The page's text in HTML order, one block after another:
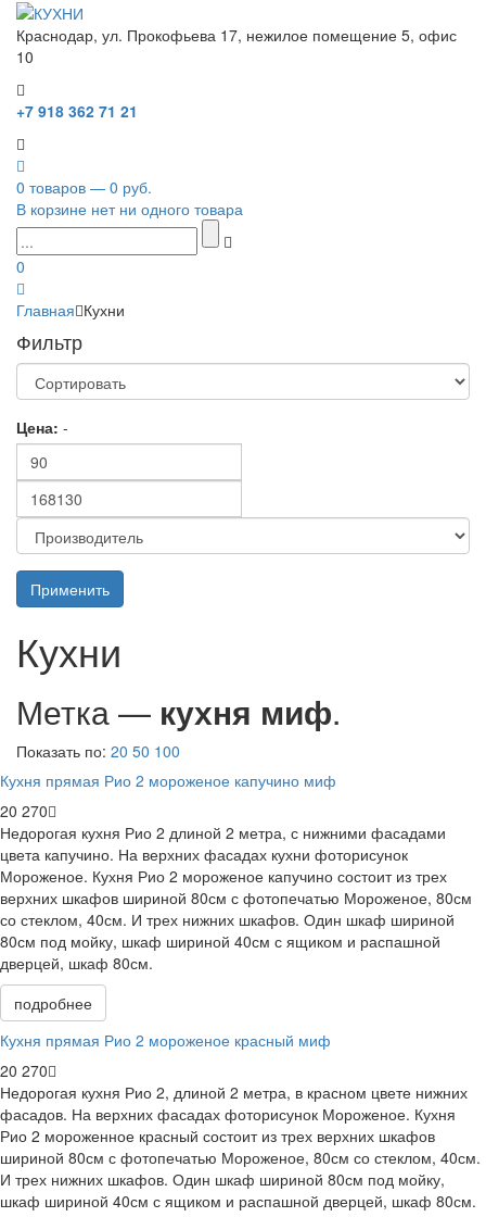
Краснодар, ул. Прокофьева 17, нежилое помещение 5, офис
10
+7 918 362 71 21
0 товаров — 0 руб.
В корзине нет ни одного товара
0
Главная Кухни
Фильтр
Цена: -
Применить
Кухни
Метка — кухня миф.
Показать по: 20 50 100
Кухня прямая Рио 2 мороженое капучино миф
20 270
Недорогая кухня Рио 2 длиной 2 метра, с нижними фасадами
цвета капучино. На верхних фасадах кухни фоторисунок
Мороженое. Кухня Рио 2 мороженое капучино состоит из трех
верхних шкафов шириной 80см с фотопечатью Мороженое, 80см
со стеклом, 40см. И трех нижних шкафов. Один шкаф шириной
80см под мойку, шкаф шириной 40см с ящиком и распашной
дверцей, шкаф 80см.
подробнее
Кухня прямая Рио 2 мороженое красный миф
20 270
Недорогая кухня Рио 2, длиной 2 метра, в красном цвете нижних
фасадов. На верхних фасадах фоторисунок Мороженое. Кухня
Рио 2 мороженное красный состоит из трех верхних шкафов
шириной 80см с фотопечатью Мороженое, 80см со стеклом, 40см.
И трех нижних шкафов. Один шкаф шириной 80см под мойку,
шкаф шириной 40см с ящиком и распашной дверцей, шкаф 80см.